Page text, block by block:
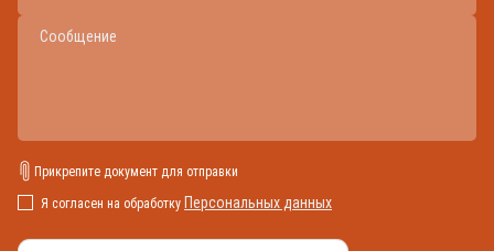
Прикрепите документ для отправки
Я согласен на обработку Персональных данных